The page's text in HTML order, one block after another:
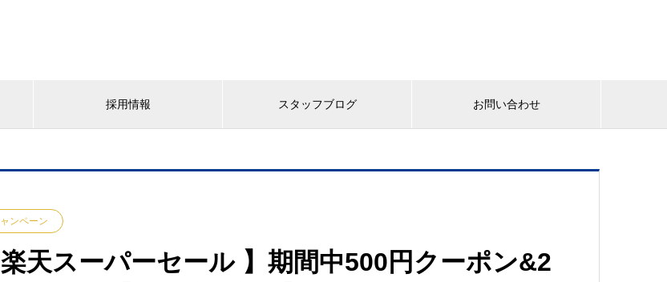
採用情報 スタッフブログ お問い合わせ
ンペーン
楽天スーパーセール 】期間中500円クーポン&2